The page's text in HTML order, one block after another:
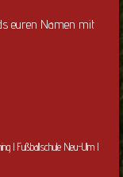
euren Namen mit
l Fußballschule Neu-Ulm l